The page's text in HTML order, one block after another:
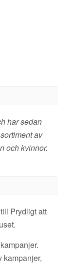
har sedan
av
och kvinnor.
Prydligt att
kampanjer,